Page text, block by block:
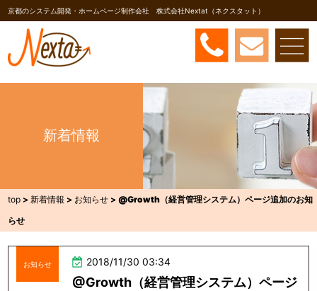
京都のシステム開発・ホームページ制作会社 株式会社Nextat（ネクスタット）
新着情報
top >新着情報 > お知らせ >@Growth（経営管理システム）ページ追加のお知
らせ
お知らせ 2018/11/30 03:34
@Growth（経営管理システム）ページ